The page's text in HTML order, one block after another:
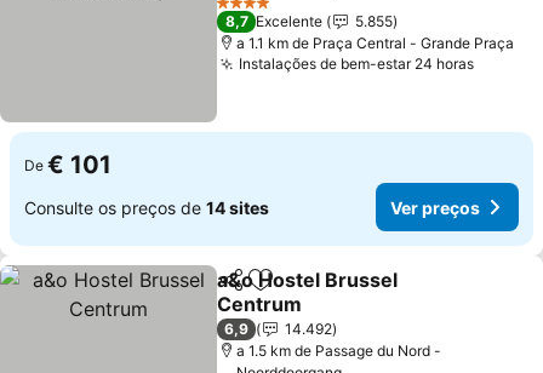
4 Estrelas
8,7 Excelente
5.855
a 1.1 km de Praça Central - Grande Praça
Instalações de bem-estar 24 horas
De € 101
Consulte os preços de 14 sites Ver preços
PartilharAdicionar aos favoritos
a&o Hostel Brussel
Centrum
6,9
14.492
a 1.5 km de Passage du Nord -